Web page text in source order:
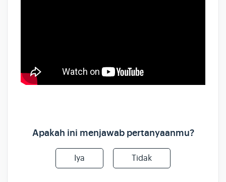
Apakah ini menjawab pertanyaanmu?
Iya Tidak